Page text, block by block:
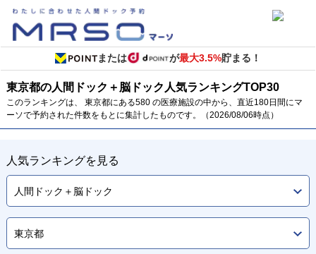
または が最大3.5%貯まる！
東京都の人間ドック＋脳ドック 人気ランキングTOP30
このランキングは、 東京都にある580 の医療施設の中から、直近180日間にマ
ーソで予約された件数をもとに集計したものです。（2026/08/06時点）
人気ランキングを見る